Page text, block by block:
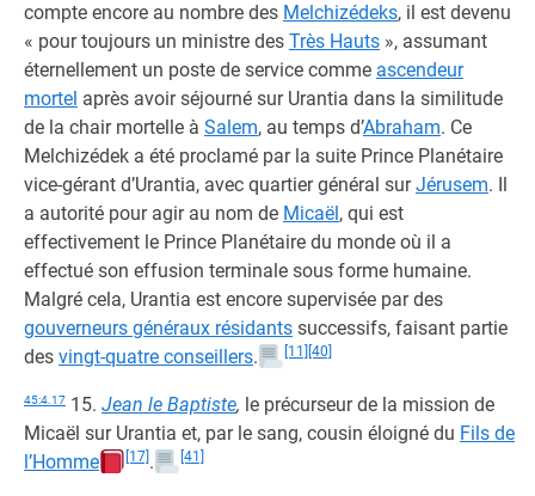
compte encore au nombre des Melchizédeks, il est devenu
« pour toujours un ministre des Très Hauts », assumant
éternellement un poste de service comme ascendeur
mortel après avoir séjourné sur Urantia dans la similitude
de la chair mortelle à Salem, au temps d’Abraham. Ce
Melchizédek a été proclamé par la suite Prince Planétaire
vice-gérant d’Urantia, avec quartier général surJérusem. Il
a autorité pour agir au nom de Micaël, qui est
effectivement le Prince Planétaire du monde où il a
effectué son effusion terminale sous forme humaine.
Malgré cela, Urantia est encore supervisée par des
gouverneurs généraux résidants successifs, faisant partie
des vingt-quatre conseillers. [11] [40]
45:4.17 15. Jean le Baptiste, le précurseur de la mission de
Micaël sur Urantia et, par le sang, cousin éloigné du Fils de
l’Homme
[17] . [41]